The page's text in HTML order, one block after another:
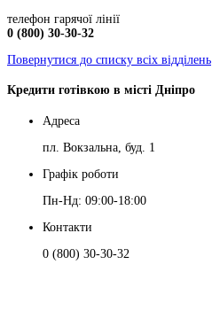
телефон гарячої лінії
0 (800) 30-30-32
Повернутися до списку всіх відділень
Кредити готівкою в місті Дніпро
Адреса
пл. Вокзальна, буд. 1
Графік роботи
Пн-Нд: 09:00-18:00
Контакти
0 (800) 30-30-32